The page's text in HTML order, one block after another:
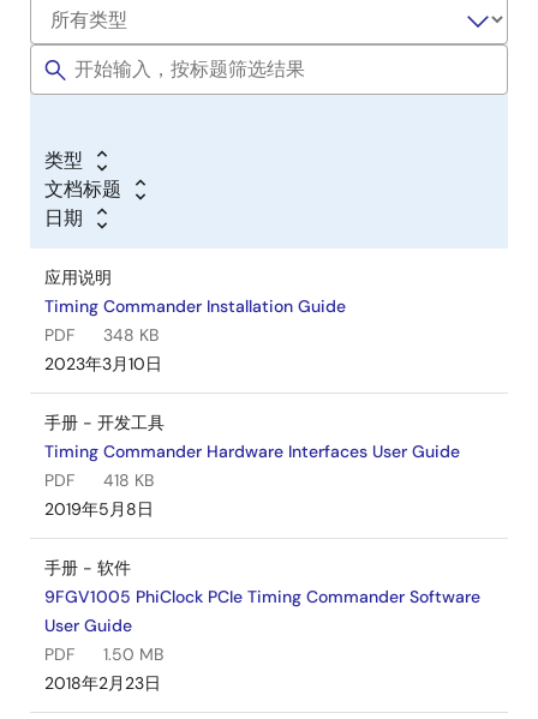
类型
文档标题
日期
应用说明
Timing Commander Installation Guide
PDF
348 KB
2023年3月10日
手册 - 开发工具
Timing Commander Hardware Interfaces User Guide
PDF
418 KB
2019年5月8日
手册 - 软件
9FGV1005 PhiClock PCIe Timing Commander Software
User Guide
PDF
1.50 MB
2018年2月23日